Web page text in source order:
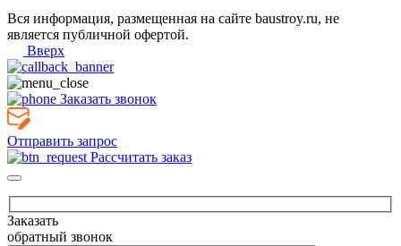
Вся информация, размещенная на сайте baustroy.ru, не
является публичной офертой.
Вверх
Заказать звонок
Отправить запрос
Рассчитать заказ
Заказать
обратный звонок